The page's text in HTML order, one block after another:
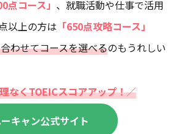
点コース」 、就職活動や仕事で活用
以上の方は 「650点攻略コース」
わせてコースを選べるのもうれしい
なくTOEICスコアアップ！／
キャン公式サイト